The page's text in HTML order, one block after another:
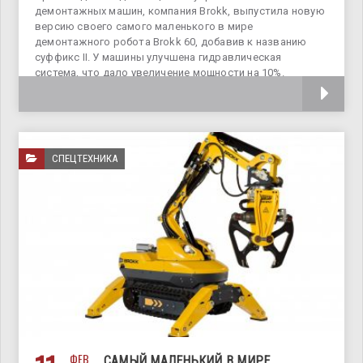
демонтажных машин, компания Brokk, выпустила новую
версию своего самого маленького в мире
демонтажного робота Brokk 60, добавив к названию
суффикс II. У машины улучшена гидравлическая
система, что дало увеличение мощности на 10%.
СПЕЦТЕХНИКА
ФЕВ